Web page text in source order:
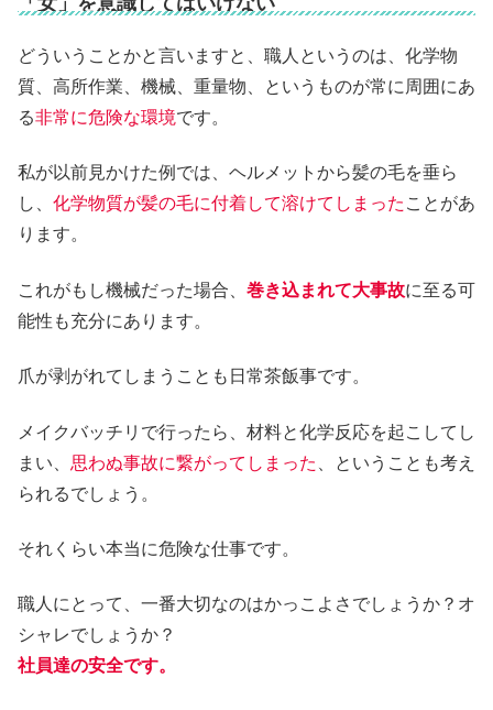
どういうことかと言いますと、職人というのは、化学物
質、高所作業、機械、重量物、というものが常に周囲にあ
る非常に危険な環境です。
私が以前見かけた例では、ヘルメットから髪の毛を垂ら
し、 化学物質が髪の毛に付着して溶けてしまった ことがあ
ります。
これがもし機械だった場合、 巻き込まれて大事故に至る可
能性も充分にあります。
爪が剥がれてしまうことも日常茶飯事です。
メイクバッチリで行ったら、材料と化学反応を起こしてし
まい、 思わぬ事故に繋がってしまった
、ということも考え
られるでしょう。
それくらい本当に危険な仕事です。
職人にとって、一番大切なのはかっこよさでしょうか？オ
シャレでしょうか？
社員達の安全です。